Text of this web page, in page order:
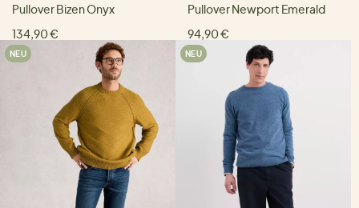
Pullover Bizen Onyx
134,90 €
Pullover Newport Emerald
94,90 €
NEU NEU